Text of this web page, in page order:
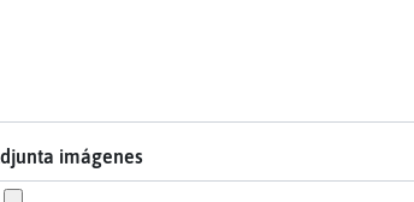
imágenes